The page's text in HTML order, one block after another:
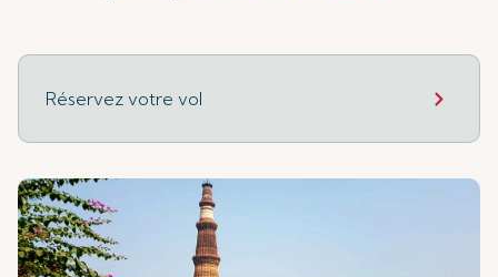
Réservez votre vol